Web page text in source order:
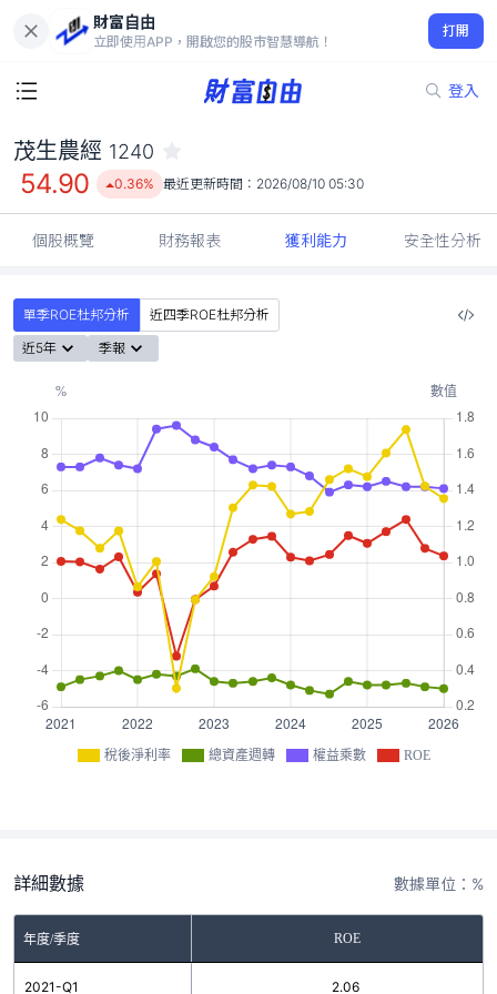
財富自由
立即使用APP，開啟您的股市智慧導航！
打開
登入
54.90
0.36%
茂生農經 1240
54.90 0.36% 最近更新時間： 2026/08/10 05:30
個股概覽 財務報表 獲利能力 安全性分析
單季ROE杜邦分析
近四季ROE杜邦分析
近5年
季報
稅後淨利率 總資產週轉 權益乘數 ROE
詳細數據 數據單位：%
年度/季度 ROE
2021-Q1 2.06